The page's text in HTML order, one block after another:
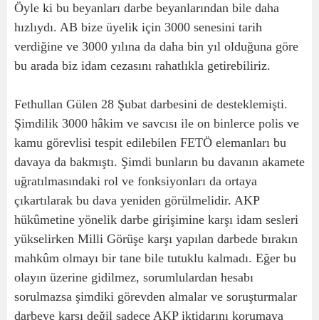
Öyle ki bu beyanları darbe beyanlarından bile daha
hızlıydı. AB bize üyelik için 3000 senesini tarih
verdiğine ve 3000 yılına da daha bin yıl olduğuna göre
bu arada biz idam cezasını rahatlıkla getirebiliriz.
Fethullan Gülen 28 Şubat darbesini de desteklemişti.
Şimdilik 3000 hâkim ve savcısı ile on binlerce polis ve
kamu görevlisi tespit edilebilen FETÖ elemanları bu
davaya da bakmıştı. Şimdi bunların bu davanın akamete
uğratılmasındaki rol ve fonksiyonları da ortaya
çıkartılarak bu dava yeniden görülmelidir. AKP
hükûmetine yönelik darbe girişimine karşı idam sesleri
yükselirken Milli Görüşe karşı yapılan darbede bırakın
mahkûm olmayı bir tane bile tutuklu kalmadı. Eğer bu
olayın üzerine gidilmez, sorumlulardan hesabı
sorulmazsa şimdiki görevden almalar ve soruşturmalar
darbeye karşı değil sadece AKP iktidarını korumaya